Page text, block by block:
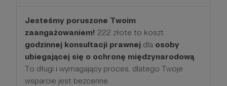
Jesteśmy poruszone Twoim
zaangażowaniem! 222 złote to koszt
godzinnej konsultacji prawnej dla osoby
ubiegającej się o ochronę międzynarodową
To długi i wymagający proces, dlatego Twoje
wsparcie jest bezcenne.